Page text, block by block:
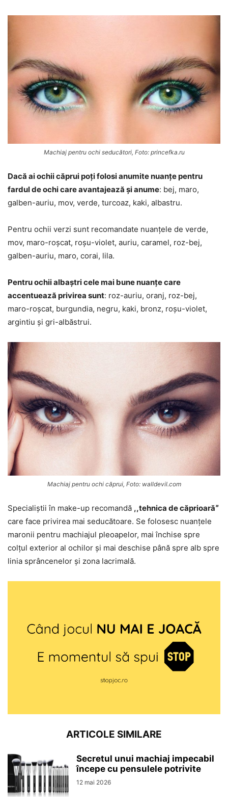
Machiaj pentru ochi seducători, Foto: princefka.ru
Dacă ai ochii căprui poți folosi anumite nuanțe pentru
fardul de ochi care avantajează și anume: bej, maro,
galben-auriu, mov, verde, turcoaz, kaki, albastru.
Pentru ochii verzi sunt recomandate nuanțele de verde,
mov, maro-roșcat, roșu-violet, auriu, caramel, roz-bej,
galben-auriu, maro, corai, lila.
Pentru ochii albaștri cele mai bune nuanțe care
accentuează privirea sunt: roz-auriu, oranj, roz-bej,
maro-roșcat, burgundia, negru, kaki, bronz, roșu-violet,
argintiu și gri-albăstrui.
Machiaj pentru ochi căprui, Foto: walldevil.com
Specialiștii în make-up recomandă ,,tehnica de căprioarăˮ
care face privirea mai seducătoare. Se folosesc nuanțele
maronii pentru machiajul pleoapelor, mai închise spre
colțul exterior al ochilor și mai deschise până spre alb spre
linia sprâncenelor și zona lacrimală.
ARTICOLE SIMILARE
Secretul unui machiaj impecabil
începe cu pensulele potrivite
12 mai 2026